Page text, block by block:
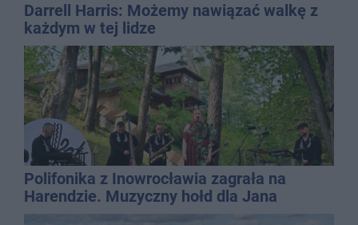
Darrell Harris: Możemy nawiązać walkę z
każdym w tej lidze
Polifonika z Inowrocławia zagrała na
Harendzie. Muzyczny hołd dla Jana
Kasprowicza